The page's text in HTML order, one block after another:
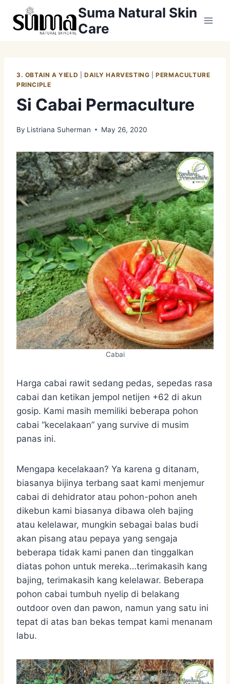
Suma Natural Skin
Care
3. OBTAIN A YIELD DAILY HARVESTING |PERMACULTURE
PRINCIPLE
Si Cabai Permaculture
By Listriana Suherman May 26, 2020
Cabai
Harga cabai rawit sedang pedas, sepedas rasa
cabai dan ketikan jempol netijen +62 di akun
gosip. Kami masih memiliki beberapa pohon
cabai “kecelakaan” yang survive di musim
panas ini.
Mengapa kecelakaan? Ya karena g ditanam,
biasanya bijinya terbang saat kami menjemur
cabai di dehidrator atau pohon-pohon aneh
dikebun kami biasanya dibawa oleh bajing
atau kelelawar, mungkin sebagai balas budi
akan pisang atau pepaya yang sengaja
beberapa tidak kami panen dan tinggalkan
diatas pohon untuk mereka…terimakasih kang
bajing, terimakasih kang kelelawar. Beberapa
pohon cabai tumbuh nyelip di belakang
outdoor oven dan pawon, namun yang satu ini
tepat di atas ban bekas tempat kami menanam
labu.